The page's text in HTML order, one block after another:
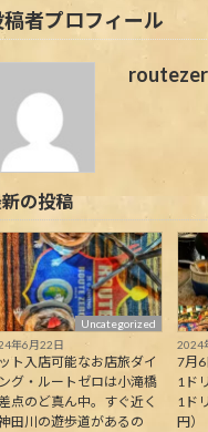
稿者プロフィール
の投稿
Uncategorized
年6月22日
ト入店可能なお店旅ダイ
グ・ルートゼロは小滝橋
点のど真ん中。すぐ近く
田川の遊歩道があるの
2024
7月
1ド
1ド
円